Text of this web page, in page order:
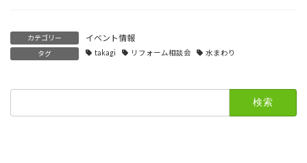
カテゴリー イベント情報
タグ takagi リフォーム相談会 水まわり